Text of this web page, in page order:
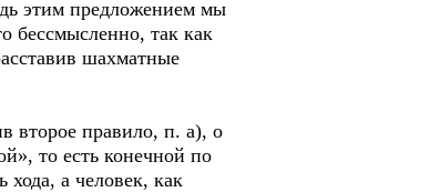
этим предложением мы
бессмысленно, так как
шахматные
второе правило, п. а), о
то есть конечной по
хода, а человек, как